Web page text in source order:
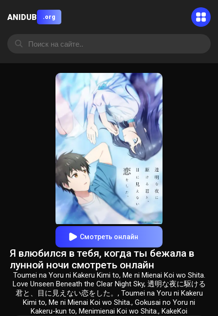
ANIDUB .org
Смотреть онлайн
Я влюбился в тебя, когда ты бежала в
лунной ночи смотреть онлайн
Toumei na Yoru ni Kakeru Kimi to, Me ni Mienai Koi wo Shita.
Love Unseen Beneath the Clear Night Sky, 透明な夜に駆ける
君と、目に見えない恋をした。, Toumei na Yoru ni Kakeru
Kimi to, Me ni Mienai Koi wo Shita., Gokusai no Yoru ni
Kakeru-kun to, Menimienai Koi wo Shita., KakeKoi